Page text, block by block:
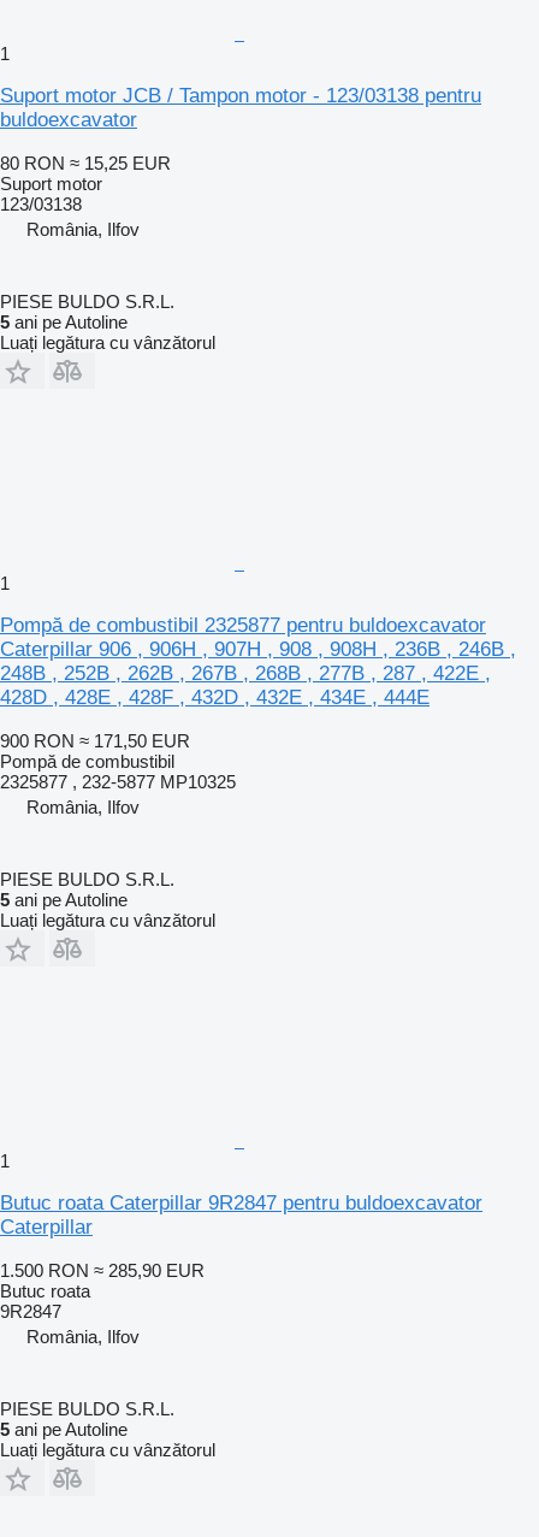
1
Suport motor JCB / Tampon motor - 123/03138 pentru
buldoexcavator
80 RON ≈ 15,25 EUR
Suport motor
123/03138
România, Ilfov
PIESE BULDO S.R.L.
5 ani pe Autoline
Luați legătura cu vânzătorul
1
Pompă de combustibil 2325877 pentru buldoexcavator
Caterpillar 906 , 906H , 907H , 908 , 908H , 236B , 246B ,
248B , 252B , 262B , 267B , 268B , 277B , 287 , 422E ,
428D , 428E , 428F , 432D , 432E , 434E , 444E
900 RON ≈ 171,50 EUR
Pompă de combustibil
2325877 , 232-5877 MP10325
România, Ilfov
PIESE BULDO S.R.L.
5 ani pe Autoline
Luați legătura cu vânzătorul
1
Butuc roata Caterpillar 9R2847 pentru buldoexcavator
Caterpillar
1.500 RON ≈ 285,90 EUR
Butuc roata
9R2847
România, Ilfov
PIESE BULDO S.R.L.
5 ani pe Autoline
Luați legătura cu vânzătorul